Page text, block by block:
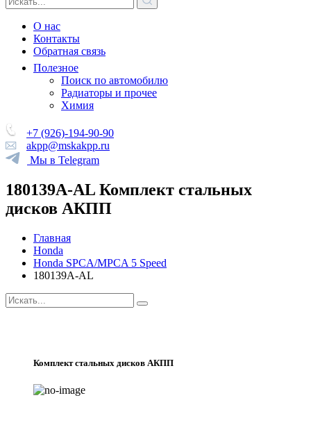
О нас
Контакты
Обратная связь
Полезное
Поиск по автомобилю
Радиаторы и прочее
Химия
+7 (926)-194-90-90
akpp@mskakpp.ru
Мы в Telegram
180139A-AL Комплект стальных
дисков АКПП
Главная
Honda
Honda SPCA/MPCA 5 Speed
180139A-AL
Комплект стальных дисков АКПП